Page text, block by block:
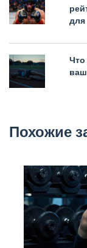
для
Похожие